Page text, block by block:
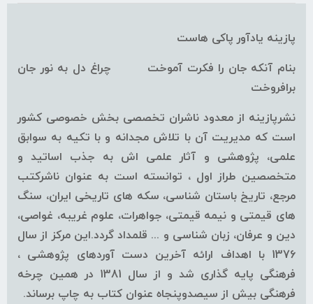
پازینه یادآور پاکی هاست
بنام آنکه جان را فکرت آموخت چراغ دل به نور جان
برافروخت
نشرپازینه از معدود ناشران تخصصی بخش خصوصی کشور
است که مدیریت آن با تلاش مجدانه و با تکیه به سوابق
علمی، پژوهشی و آثار علمی اش به جذب اساتید و
متخصصین طراز اول ، توانسته است به عنوان ناشرکتب
مرجع، تاریخ باستان شناسی، سکه های تاریخی ایران، سنگ
های قیمتی و نیمه قیمتی، جواهرات، علوم غریبه، غواصی،
دین و عرفان، زبان شناسی و ... قلمداد گردد.این مرکز از سال
1376 با اهداف ارائه آخرین دست آوردهای پژوهشی ،
فرهنگی پایه گذاری شد و از سال 1381 در همین چرخه
فرهنگی بیش از سیصدوپنجاه عنوان کتاب به چاپ برساند.